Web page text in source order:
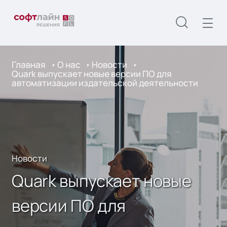
Главная О нас Новости
Quark выпускает новые версии ПО для
автоматизации издательской деятельности
Новости
Quark выпускает новые
версии ПО для